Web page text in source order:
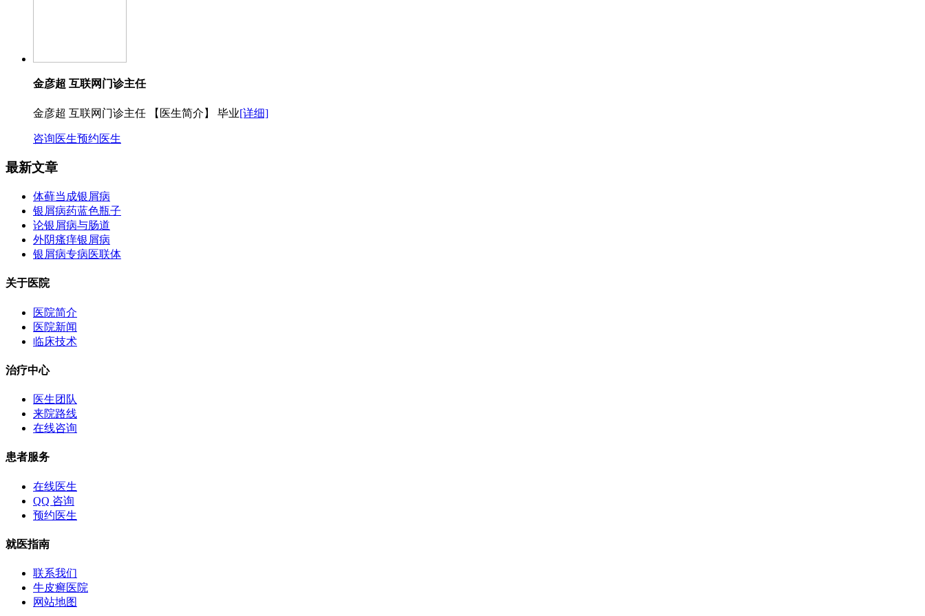
金彦超 互联网门诊主任
金彦超 互联网门诊主任 【医生简介】 毕业[详细]
咨询医生预约医生
最新文章
体藓当成银屑病
银屑病药蓝色瓶子
论银屑病与肠道
外阴瘙痒银屑病
银屑病专病医联体
关于医院
医院简介
医院新闻
临床技术
治疗中心
医生团队
来院路线
在线咨询
患者服务
在线医生
QQ 咨询
预约医生
就医指南
联系我们
牛皮癣医院
网站地图